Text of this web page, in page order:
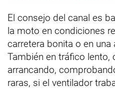
El consejo del canal es
la moto en condiciones
carretera bonita o en una
También en tráfico lento,
arrancando,
raras, si el ventilador